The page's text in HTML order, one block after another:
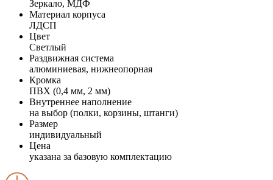
Зеркало, МДФ
Материал корпуса
ЛДСП
Цвет
Светлый
Раздвижная система
алюминиевая, нижнеопорная
Кромка
ПВХ (0,4 мм, 2 мм)
Внутреннее наполнение
на выбор (полки, корзины, штанги)
Размер
индивидуальный
Цена
указана за базовую комплектацию